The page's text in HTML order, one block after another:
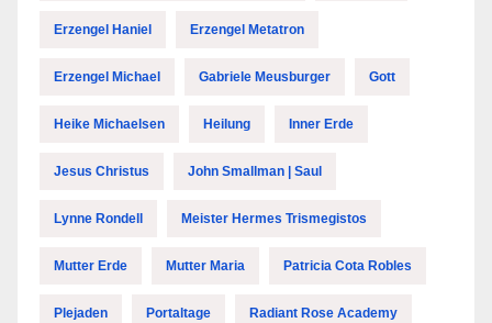
Erzengel Haniel Erzengel Metatron
Erzengel Michael Gabriele Meusburger Gott
Heike Michaelsen Heilung Inner Erde
Jesus Christus John Smallman | Saul
Lynne Rondell Meister Hermes Trismegistos
Mutter Erde Mutter Maria Patricia Cota Robles
Plejaden Portaltage Radiant Rose Academy